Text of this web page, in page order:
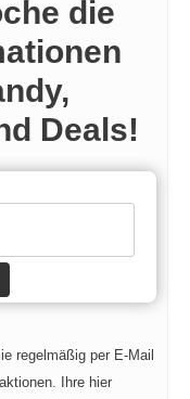
die
Deals!
regelmäßig per E-Mail
Ihre hier